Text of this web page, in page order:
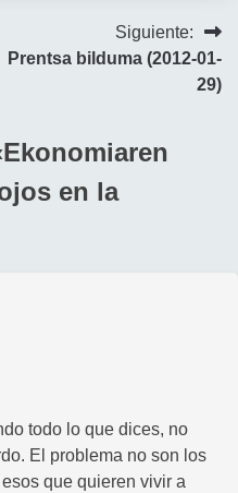
Siguiente:
Prentsa bilduma (2012-01-
29)
Ekonomiaren
en la
todo lo que dices, no
El problema no son los
que quieren vivir a